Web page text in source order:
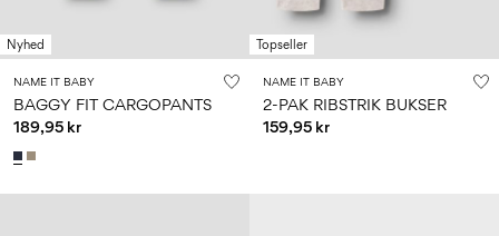
Nyhed
NAME IT BABY
BAGGY FIT CARGOPANTS
189,95 kr
Topseller
NAME IT BABY
2-PAK RIBSTRIK BUKSER
159,95 kr